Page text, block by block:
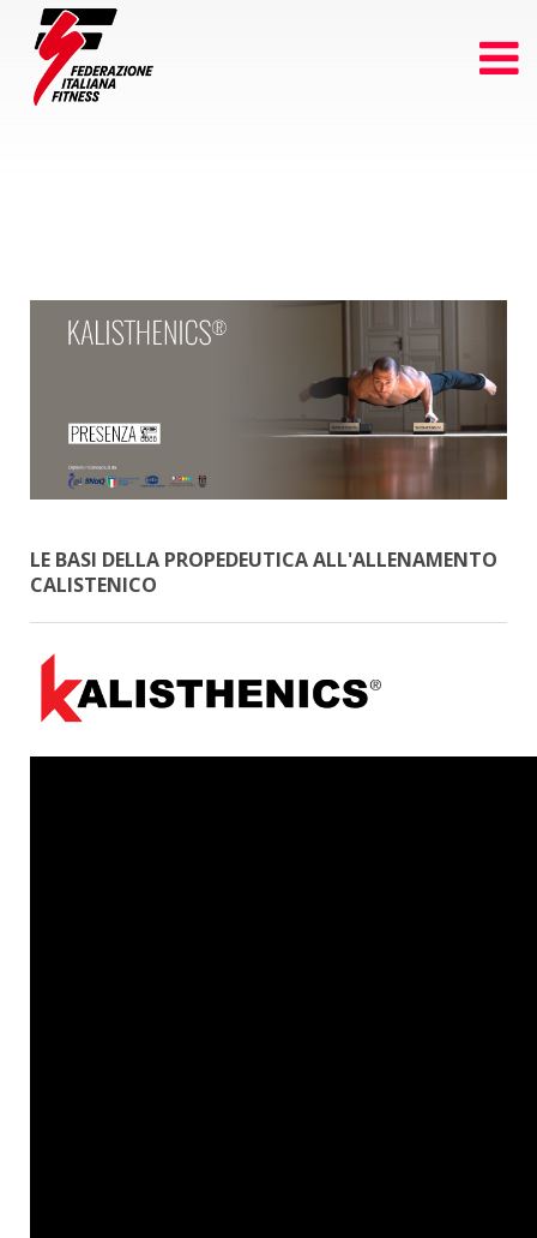
LE BASI DELLA PROPEDEUTICA ALL'ALLENAMENTO
CALISTENICO